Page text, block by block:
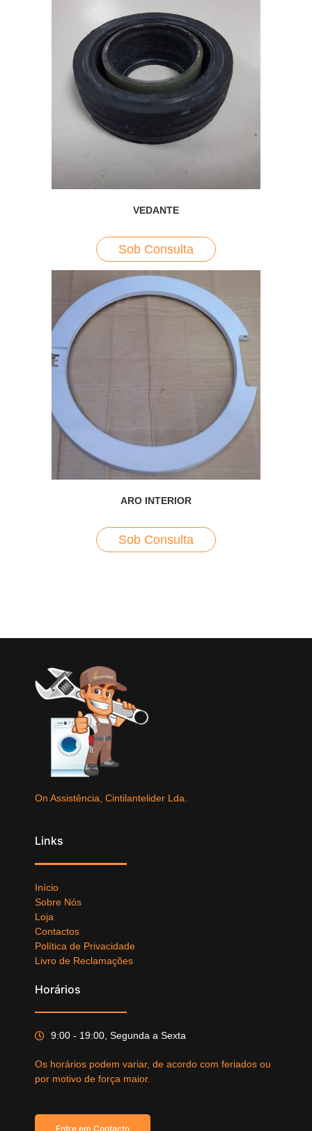
VEDANTE
Sob Consulta
ARO INTERIOR
Sob Consulta
On Assistência, Cintilantelider Lda.
Links
Início
Sobre Nós
Loja
Contactos
Política de Privacidade
Livro de Reclamações
Horários
9:00 - 19:00, Segunda a Sexta
Os horários podem variar, de acordo com feriados ou
por motivo de força maior.
Entre em Contacto